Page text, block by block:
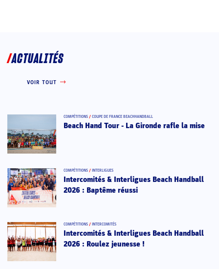
ACTUALITÉS
VOIR TOUT
COMPÉTITIONS / COUPE DE FRANCE BEACHHANDBALL
Beach Hand Tour - La Gironde rafle la mise
COMPÉTITIONS / INTERLIGUES
Intercomités & Interligues Beach Handball
2026 : Baptême réussi
COMPÉTITIONS / INTERCOMITÉS
Intercomités & Interligues Beach Handball
2026 : Roulez jeunesse !